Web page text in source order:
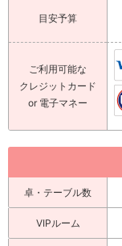
目安予算
ご利用可能な
クレジットカード
or 電子マネー
卓・テーブル数
VIPルーム